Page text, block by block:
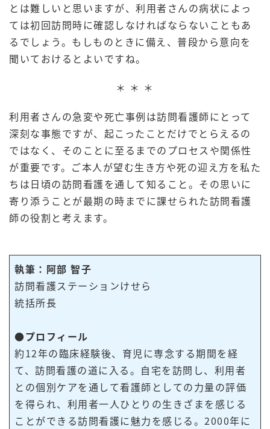
とは難しいと思いますが、利用者さんの病状によっ
ては初回訪問時に確認しなければならないこともあ
るでしょう。もしものときに備え、普段から意向を
聞いておけるとよいですね。
＊ ＊ ＊
利用者さんの急変や死亡事例は訪問看護師にとって
深刻な事態ですが、起こったことだけでとらえるの
ではなく、そのことに至るまでのプロセスや関係性
が重要です。ご本人が望む生き方や死の迎え方を私た
ちは日頃の訪問看護を通して知ること。その思いに
寄り添うことが最期の時までに課せられた訪問看護
師の役割と考えます。
執筆：阿部 智子
訪問看護ステーションけせら
統括所長
●プロフィール
約12年の臨床経験後、育児に専念する期間を経
て、訪問看護の道に入る。自宅を訪問し、利用者
との個別ケアを通して看護師としての力量の評価
を得られ、利用者一人ひとりの生きざまを感じる
ことができる訪問看護に魅力を感じる。2000年に